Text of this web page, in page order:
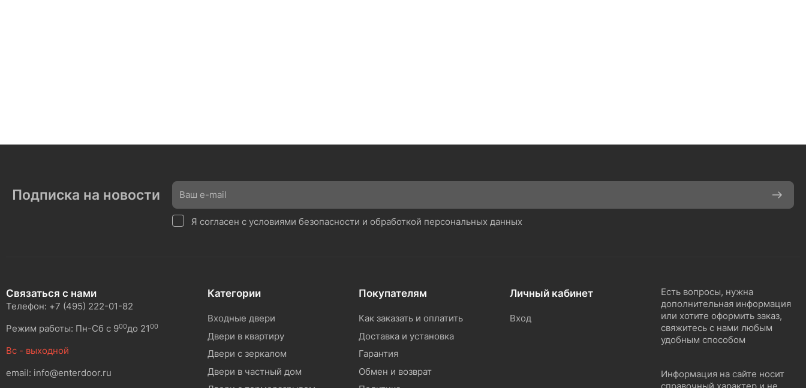
Подписка на новости
Я согласен с условиями безопасности и обработкой персональных данных
Связаться с нами
Телефон: +7 (495) 222-01-82
Режим работы: Пн-Сб с 900до 2100
Вс - выходной
email: info@enterdoor.ru
Категории
Входные двери
Двери в квартиру
Двери с зеркалом
Двери в частный дом
Покупателям
Как заказать и оплатить
Доставка и установка
Гарантия
Обмен и возврат
Личный кабинет
Вход
Есть вопросы, нужна
дополнительная информация
или хотите оформить заказ,
свяжитесь с нами любым
удобным способом
Информация на сайте носит